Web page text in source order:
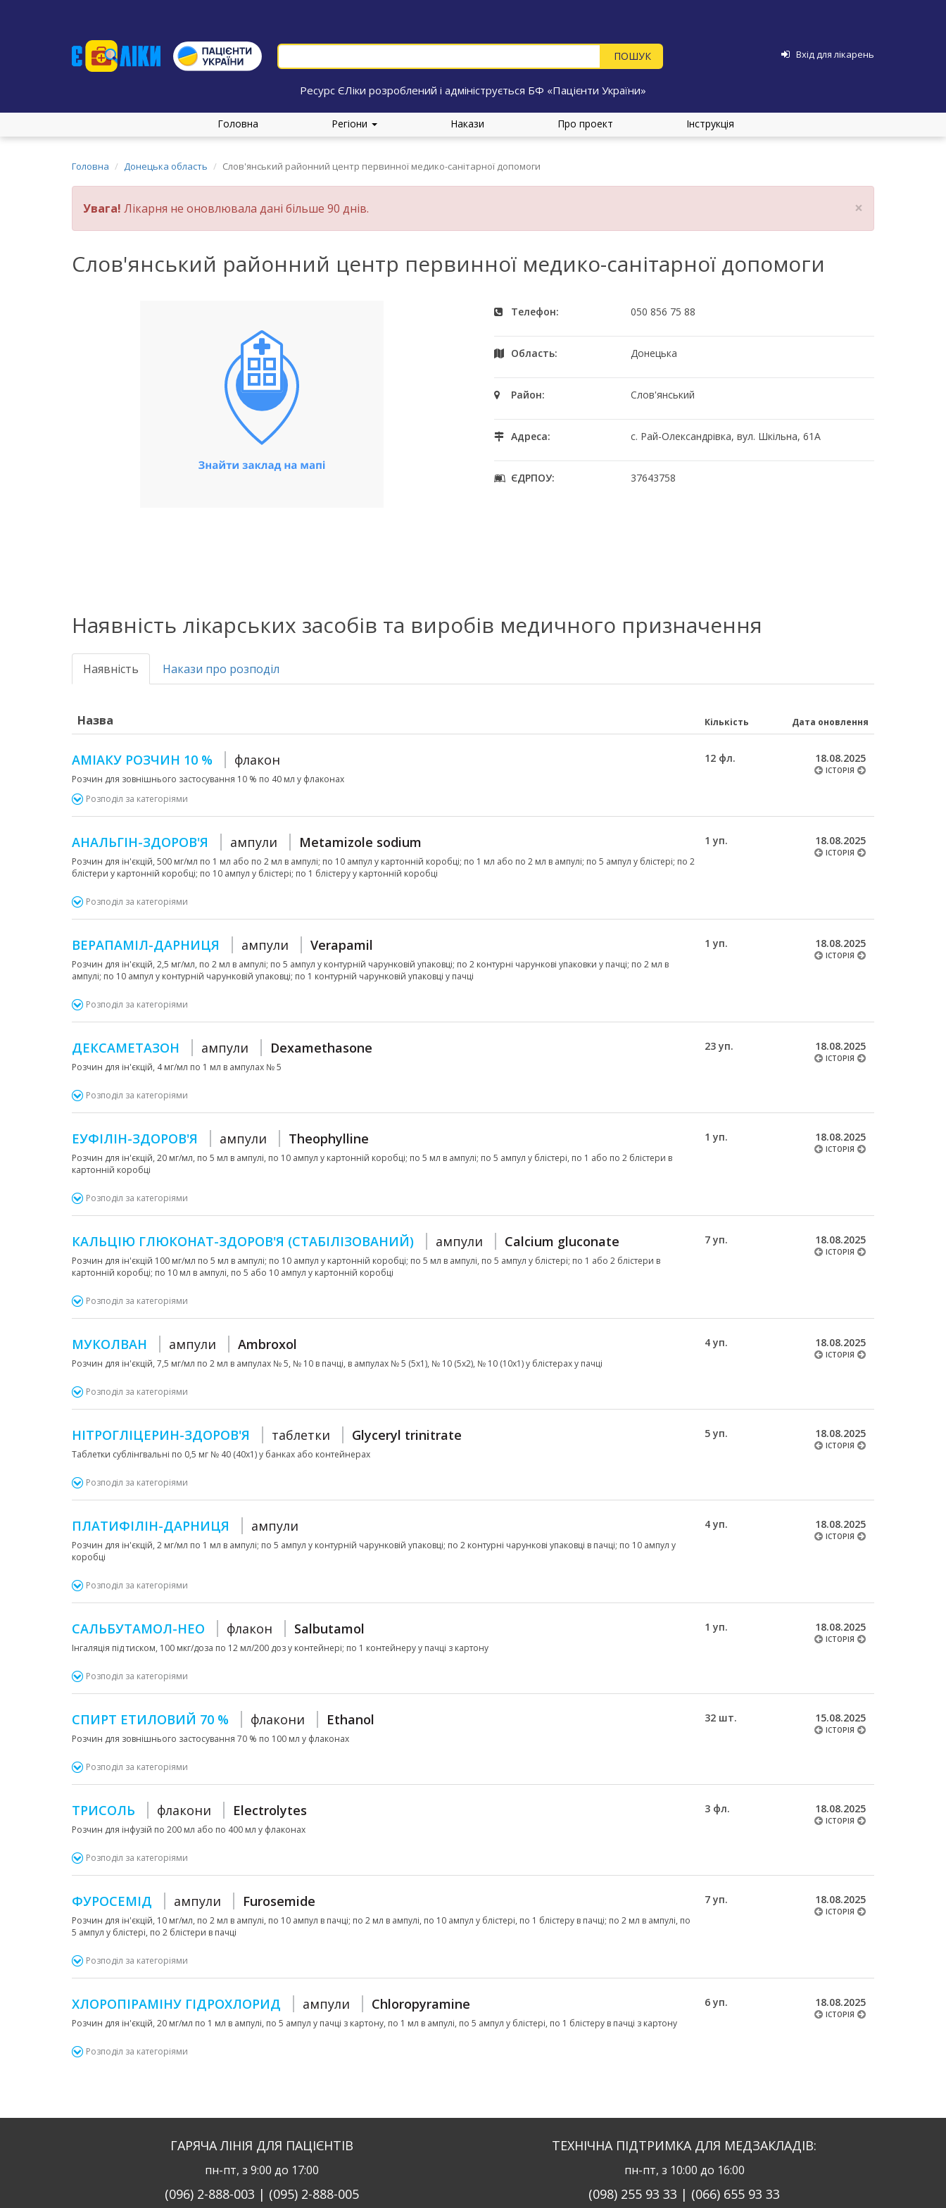
Вхід для лікарень
Ресурс ЄЛіки розроблений і адмініструється БФ «Пацієнти України»
Головна Регіони Накази Про проект Інструкція
Головна Донецька область Слов'янський районний центр первинної медико-санітарної допомоги
×
Увага! Лікарня не оновлювала дані більше 90 днів.
Слов'янський районний центр первинної медико-санітарної допомоги
Телефон: 050 856 75 88
Область: Донецька
Район: Слов'янський
Адреса: с. Рай-Олександрівка, вул. Шкільна, 61А
ЄДРПОУ: 37643758
Наявність лікарських засобів та виробів медичного призначення
Наявність Накази про розподіл
Назва Кількість Дата оновлення
АМІАКУ РОЗЧИН 10 % флакон
Розчин для зовнішнього застосування 10 % по 40 мл у флаконах
12 фл. 18.08.2025
ІСТОРІЯ
Розподіл за категоріями
АНАЛЬГІН-ЗДОРОВ'Я ампули Metamizole sodium
Розчин для ін'єкцій, 500 мг/мл по 1 мл або по 2 мл в ампулі; по 10 ампул у картонній коробці; по 1 мл або по 2 мл в ампулі; по 5 ампул у блістері; по 2
блістери у картонній коробці; по 10 ампул у блістері; по 1 блістеру у картонній коробці
1 уп. 18.08.2025
ІСТОРІЯ
Розподіл за категоріями
ВЕРАПАМІЛ-ДАРНИЦЯ ампули Verapamil
Розчин для ін'єкцій, 2,5 мг/мл, по 2 мл в ампулі; по 5 ампул у контурній чарунковій упаковці; по 2 контурні чарункові упаковки у пачці; по 2 мл в
ампулі; по 10 ампул у контурній чарунковій упаковці; по 1 контурній чарунковій упаковці у пачці
1 уп. 18.08.2025
ІСТОРІЯ
Розподіл за категоріями
ДЕКСАМЕТАЗОН ампули Dexamethasone
Розчин для ін'єкцій, 4 мг/мл по 1 мл в ампулах № 5
23 уп. 18.08.2025
ІСТОРІЯ
Розподіл за категоріями
ЕУФІЛІН-ЗДОРОВ'Я ампули Theophylline
Розчин для ін'єкцій, 20 мг/мл, по 5 мл в ампулі, по 10 ампул у картонній коробці; по 5 мл в ампулі; по 5 ампул у блістері, по 1 або по 2 блістери в
картонній коробці
1 уп. 18.08.2025
ІСТОРІЯ
Розподіл за категоріями
КАЛЬЦІЮ ГЛЮКОНАТ-ЗДОРОВ'Я (СТАБІЛІЗОВАНИЙ) ампули Calcium gluconate
Розчин для ін'єкцій 100 мг/мл по 5 мл в ампулі; по 10 ампул у картонній коробці; по 5 мл в ампулі, по 5 ампул у блістері; по 1 або 2 блістери в
картонній коробці; по 10 мл в ампулі, по 5 або 10 ампул у картонній коробці
7 уп. 18.08.2025
ІСТОРІЯ
Розподіл за категоріями
МУКОЛВАН ампули Ambroxol
Розчин для ін'єкцій, 7,5 мг/мл по 2 мл в ампулах № 5, № 10 в пачці, в ампулах № 5 (5х1), № 10 (5х2), № 10 (10х1) у блістерах у пачці
4 уп. 18.08.2025
ІСТОРІЯ
Розподіл за категоріями
НІТРОГЛІЦЕРИН-ЗДОРОВ'Я таблетки Glyceryl trinitrate
Таблетки сублінгвальні по 0,5 мг № 40 (40х1) у банках або контейнерах
5 уп. 18.08.2025
ІСТОРІЯ
Розподіл за категоріями
ПЛАТИФІЛІН-ДАРНИЦЯ ампули
Розчин для ін'єкцій, 2 мг/мл по 1 мл в ампулі; по 5 ампул у контурній чарунковій упаковці; по 2 контурні чарункові упаковці в пачці; по 10 ампул у
коробці
4 уп. 18.08.2025
ІСТОРІЯ
Розподіл за категоріями
САЛЬБУТАМОЛ-НЕО флакон Salbutamol
Інгаляція під тиском, 100 мкг/доза по 12 мл/200 доз у контейнері; по 1 контейнеру у пачці з картону
1 уп. 18.08.2025
ІСТОРІЯ
Розподіл за категоріями
СПИРТ ЕТИЛОВИЙ 70 % флакони Ethanol
Розчин для зовнішнього застосування 70 % по 100 мл у флаконах
32 шт. 15.08.2025
ІСТОРІЯ
Розподіл за категоріями
ТРИСОЛЬ флакони Electrolytes
Розчин для інфузій по 200 мл або по 400 мл у флаконах
3 фл. 18.08.2025
ІСТОРІЯ
Розподіл за категоріями
ФУРОСЕМІД ампули Furosemide
Розчин для ін'єкцій, 10 мг/мл, по 2 мл в ампулі, по 10 ампул в пачці; по 2 мл в ампулі, по 10 ампул у блістері, по 1 блістеру в пачці; по 2 мл в ампулі, по
5 ампул у блістері, по 2 блістери в пачці
7 уп. 18.08.2025
ІСТОРІЯ
Розподіл за категоріями
ХЛОРОПІРАМІНУ ГІДРОХЛОРИД ампули Chloropyramine
Розчин для ін'єкцій, 20 мг/мл по 1 мл в ампулі, по 5 ампул у пачці з картону, по 1 мл в ампулі, по 5 ампул у блістері, по 1 блістеру в пачці з картону
6 уп. 18.08.2025
ІСТОРІЯ
Розподіл за категоріями
ГАРЯЧА ЛІНІЯ ДЛЯ ПАЦІЄНТІВ
пн-пт, з 9:00 до 17:00
(096) 2-888-003 | (095) 2-888-005
ТЕХНІЧНА ПІДТРИМКА ДЛЯ МЕДЗАКЛАДІВ:
пн-пт, з 10:00 до 16:00
(098) 255 93 33 | (066) 655 93 33